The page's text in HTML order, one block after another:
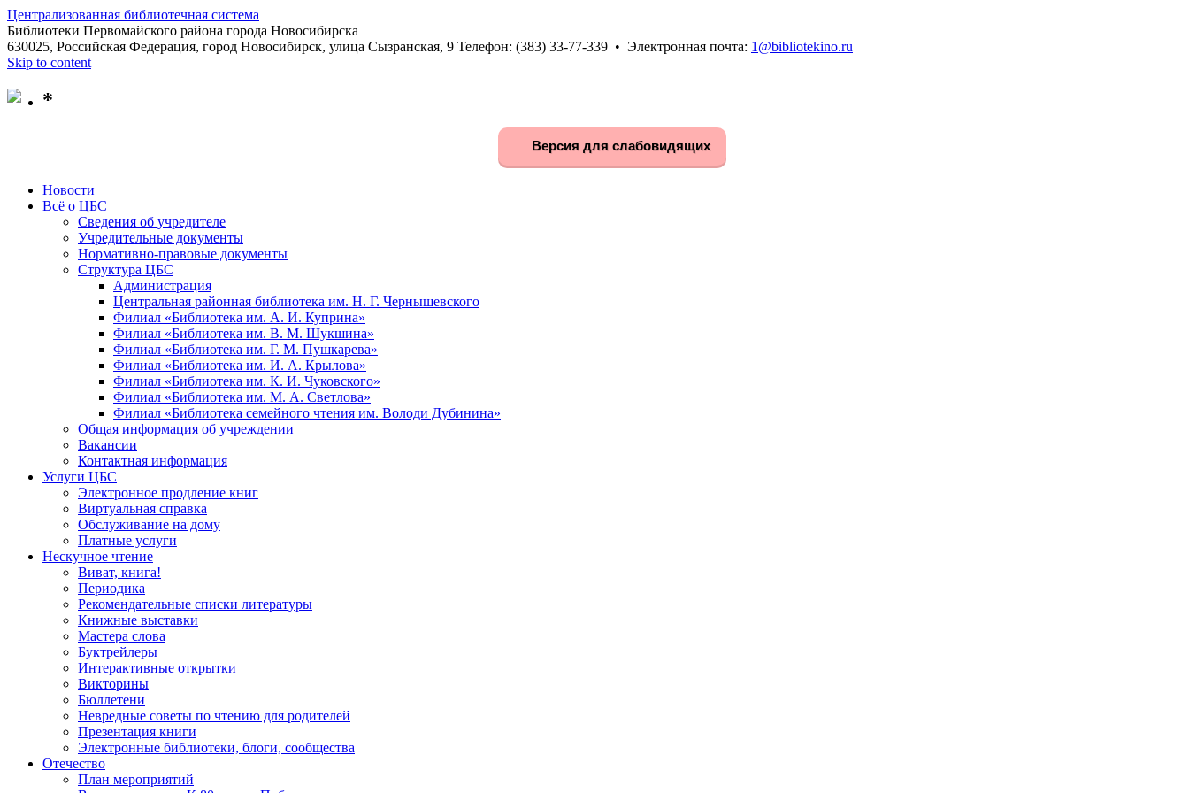
Централизованная библиотечная система
Библиотеки Первомайского района города Новосибирска
630025, Российская Федерация, город Новосибирск, улица Сызранская, 9 Телефон: (383) 33-77-339 • Электронная почта: 1@bibliotekino.ru
Skip to content
*
Версия для слабовидящих
Новости
Всё о ЦБС
Сведения об учредителе
Учредительные документы
Нормативно-правовые документы
Структура ЦБС
Администрация
Центральная районная библиотека им. Н. Г. Чернышевского
Филиал «Библиотека им. А. И. Куприна»
Филиал «Библиотека им. В. М. Шукшина»
Филиал «Библиотека им. Г. М. Пушкарева»
Филиал «Библиотека им. И. А. Крылова»
Филиал «Библиотека им. К. И. Чуковского»
Филиал «Библиотека им. М. А. Светлова»
Филиал «Библиотека семейного чтения им. Володи Дубинина»
Общая информация об учреждении
Вакансии
Контактная информация
Услуги ЦБС
Электронное продление книг
Виртуальная справка
Обслуживание на дому
Платные услуги
Нескучное чтение
Виват, книга!
Периодика
Рекомендательные списки литературы
Книжные выставки
Мастера слова
Буктрейлеры
Интерактивные открытки
Викторины
Бюллетени
Невредные советы по чтению для родителей
Презентация книги
Электронные библиотеки, блоги, сообщества
Отечество
План мероприятий